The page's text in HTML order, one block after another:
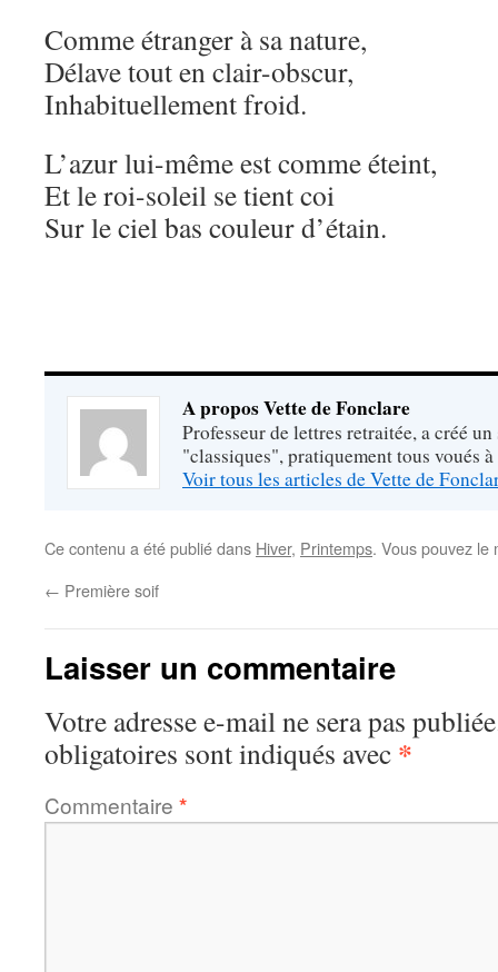
Comme étranger à sa nature,
Délave tout en clair-obscur,
Inhabituellement froid.
L’azur lui-même est comme éteint,
Et le roi-soleil se tient coi
Sur le ciel bas couleur d’étain.
A propos Vette de Fonclare
Professeur de lettres retraitée, a créé
"classiques", pratiquement tous voués
Voir tous les articles de Vette de
Ce contenu a été publié dans Hiver, Printemps. Vous pouvez
← Première soif
Laisser un commentaire
Votre adresse e-mail ne sera pas
obligatoires sont indiqués avec *
Commentaire *